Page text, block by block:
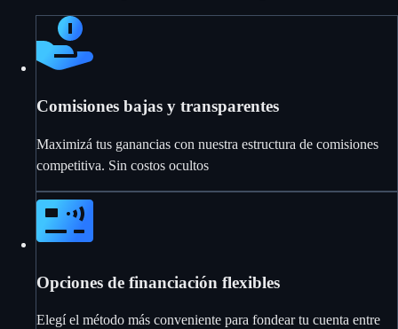
Comisiones bajas y transparentes
Maximizá tus ganancias con nuestra estructura de comisiones
competitiva. Sin costos ocultos
Opciones de financiación flexibles
Elegí el método más conveniente para fondear tu cuenta entre